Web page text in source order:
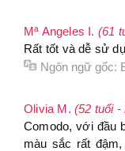
Mª Angeles I. (61
Rất tốt và dễ sử
Ngôn ngữ gốc:
Olivia M. (52 tuổi -
Comodo, với đầu
màu sắc rất